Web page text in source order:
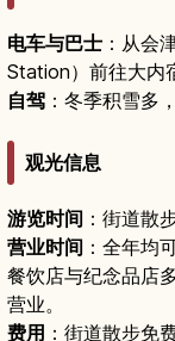
电车与巴士 ：从会
Station）前往大内
自驾 ：冬季积雪多
观光信息
游览时间 ：街道散
营业时间 ：全年均
餐饮店与纪念品店
营业。
费用 ：街道散步免费